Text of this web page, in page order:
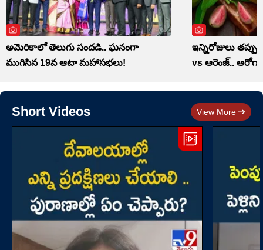
అమెరికాలో తెలుగు సందడి.. ఘనంగా
ముగిసిన 19వ ఆటా మహాసభలు!
ఇన్నిరోజులు
vs ఆరెంజ్..
Short Videos View More